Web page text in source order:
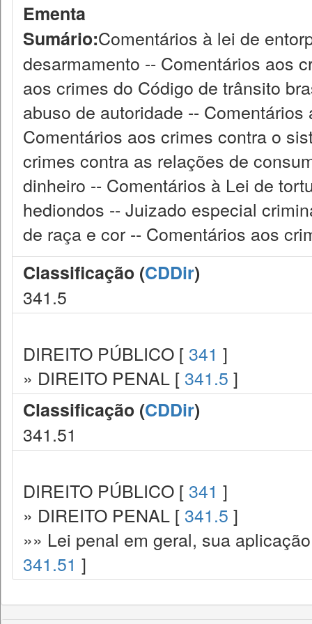
Ementa
Sumário:Comentários à lei de
desarmamento -- Comentários aos
aos crimes do Código de trânsito
abuso de autoridade --
Comentários aos crimes contra o
crimes contra as relações de
dinheiro -- Comentários à Lei de
hediondos -- Juizado especial
de raça e cor -- Comentários aos
Classificação (CDDir)
341.5
DIREITO PÚBLICO [ 341 ]
» DIREITO PENAL [ 341.5 ]
Classificação (CDDir)
341.51
DIREITO PÚBLICO [ 341 ]
» DIREITO PENAL [ 341.5 ]
»» Lei penal em geral, sua
341.51 ]